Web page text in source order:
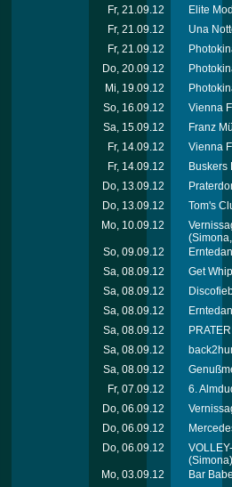
Fr, 21.09.12
Elite
Fr, 21.09.12
Una
Fr, 21.09.12
Do, 20.09.12
Mi, 19.09.12
So, 16.09.12
Vienna
Sa, 15.09.12
Franz
Fr, 14.09.12
Vienna
Fr, 14.09.12
Buskers
Do, 13.09.12
Do, 13.09.12
Tom's
Mo, 10.09.12
So, 09.09.12
Sa, 08.09.12
Get
Sa, 08.09.12
Sa, 08.09.12
Sa, 08.09.12
Sa, 08.09.12
Sa, 08.09.12
Fr, 07.09.12
6.
Do, 06.09.12
Do, 06.09.12
Do, 06.09.12
(Simona)
Mo, 03.09.12
Bar